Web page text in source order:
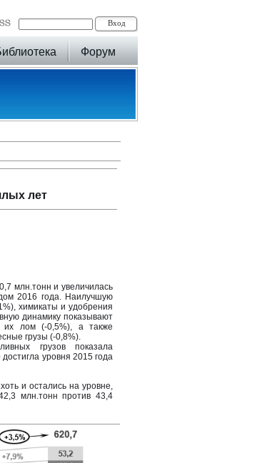
Форум
лет
млн.тонн и увеличилась
2016 года. Наилучшую
химикаты и удобрения
динамику показывают
лом (-0,5%), а также
грузы (-0,8%).
грузов показала
уровня 2015 года
и остались на уровне,
млн.тонн против 43,4